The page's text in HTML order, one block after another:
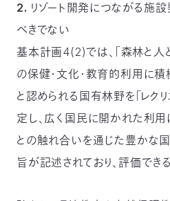
2. リゾート開発につながる施
べきでない
基本計画4(2)では、「森林と人
の保健・文化・教育的利用に
と認められる国有林野を「レク
定し、広く国民に開かれた利用
との触れ合いを通じた豊かな
旨が記述されており、評価できる